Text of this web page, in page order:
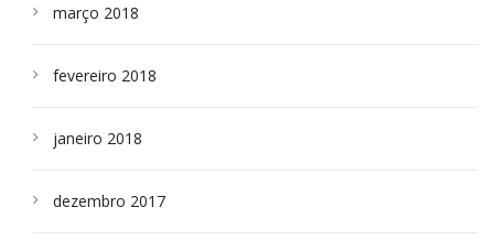
março 2018
fevereiro 2018
janeiro 2018
dezembro 2017